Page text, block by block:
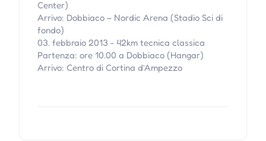
Center)
Arrivo: Dobbiaco – Nordic Arena (Stadio Sci di
fondo)
03. febbraio 2013 - 42km tecnica classica
Partenza: ore 10.00 a Dobbiaco (Hangar)
Arrivo: Centro di Cortina d’Ampezzo